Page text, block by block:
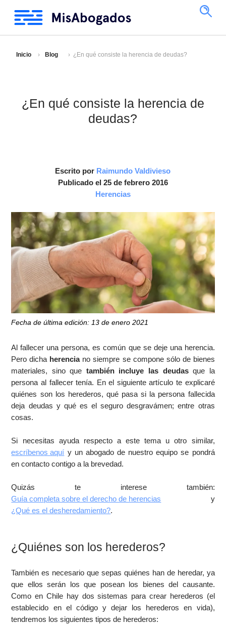
Inicio Blog ¿En qué consiste la herencia de deudas?
¿En qué consiste la herencia de
deudas?
Escrito por Raimundo Valdivieso
Publicado el 25 de febrero 2016
Herencias
Fecha de última edición: 13 de enero 2021
Al fallecer una persona, es común que se deje una herencia.
Pero dicha herenciano siempre se compone sólo de bienes
materiales, sino que también incluye las deudasque la
persona al fallecer tenía. En el siguiente artículo te explicaré
quiénes son los herederos, qué pasa si la persona fallecida
deja deudas y qué es el seguro desgravámen; entre otras
cosas.
Si necesitas ayuda respecto a este tema u otro similar,
escríbenos aquí y un abogado de nuestro equipo se pondrá
en contacto contigo a la brevedad.
Quizás te interese también:
Guía completa sobre el derecho de herencias y
¿Qué es el desheredamiento?.
¿Quiénes son los herederos?
También es necesario que sepas quiénes han de heredar, ya
que ellos serán los que posean los bienes del causante.
Como en Chile hay dos sistemas para crear herederos (el
establecido en el código y dejar los herederos en vida),
tendremos los siguientes tipos de herederos: